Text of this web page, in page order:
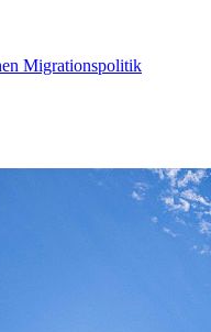
Migrationspolitik